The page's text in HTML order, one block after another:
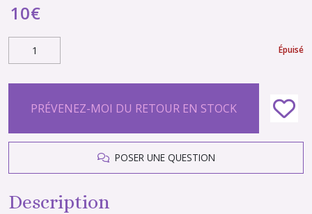
10€
Épuisé
PRÉVENEZ-MOI DU RETOUR EN STOCK
POSER UNE QUESTION
Description